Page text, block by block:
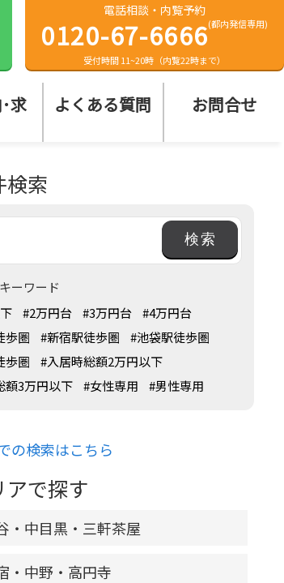
電話相談・内覧予約
0120-67-6666(都内発信専用)
受付時間 11~20時（内覧22時まで）
求 よくある質問 お問合せ
検索
ーワード
#2万円台 #3万円台
#4万円台
歩圏
#新宿駅徒歩圏
#池袋駅徒歩圏
歩圏
#入居時総額2万円以下
額3万円以下
#女性専用 #男性専用
の検索はこちら
アで探す
・中目黒・三軒茶屋
・中野・高円寺